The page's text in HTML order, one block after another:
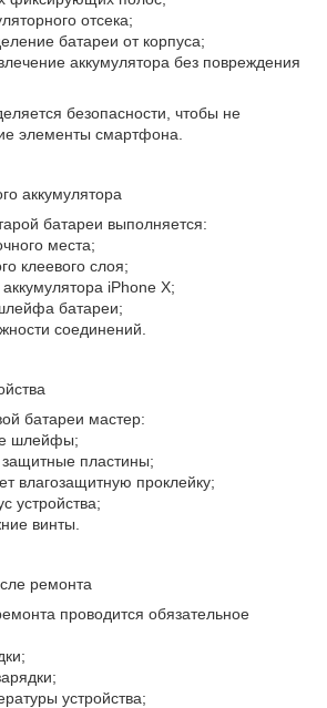
отсека;
батареи от корпуса;
аккумулятора без повреждения
безопасности, чтобы не
элементы смартфона.
аккумулятора
батареи выполняется:
места;
клеевого слоя;
iPhone X;
батареи;
соединений.
батареи мастер:
шлейфы;
пластины;
влагозащитную проклейку;
устройства;
винты.
ремонта
проводится обязательное
устройства;